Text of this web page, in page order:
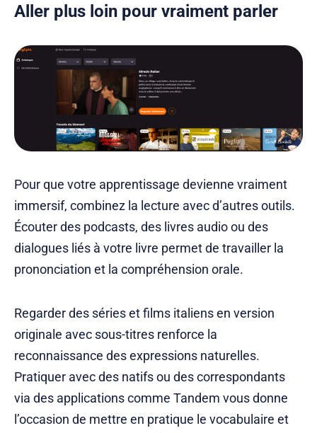
Aller plus loin pour vraiment parler
Pour que votre apprentissage devienne vraiment
immersif, combinez la lecture avec d’autres outils.
Écouter des podcasts, des livres audio ou des
dialogues liés à votre livre permet de travailler la
prononciation et la compréhension orale.
Regarder des séries et films italiens en version
originale avec sous-titres renforce la
reconnaissance des expressions naturelles.
Pratiquer avec des natifs ou des correspondants
via des applications comme Tandem vous donne
l’occasion de mettre en pratique le vocabulaire et